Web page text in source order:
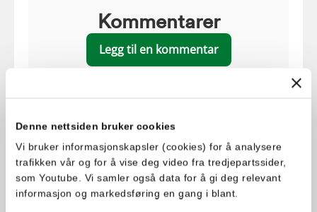
Denne nettsiden bruker cookies
Vi bruker informasjonskapsler (cookies) for å analysere
trafikken vår og for å vise deg video fra tredjepartssider,
som Youtube. Vi samler også data for å gi deg relevant
informasjon og markedsføring en gang i blant.
Kommentarer
Legg til en kommentar
11 måneder siden
Perfekte på bålpanna ute
Svar
Cecilie